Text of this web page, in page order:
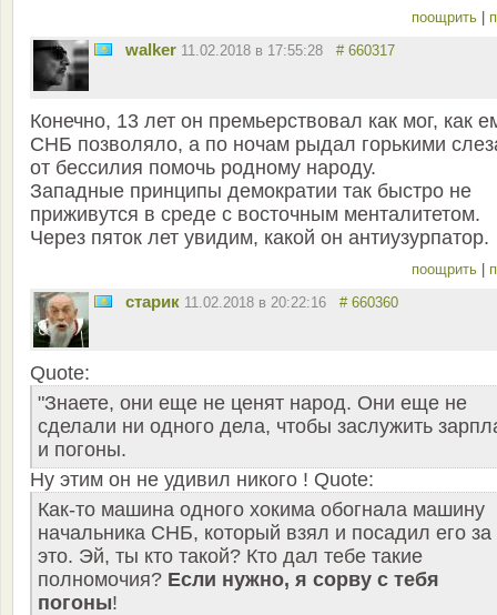
поощрить
walker 11.02.2018 в 17:55:28 # 660317
Конечно, 13 лет он премьерствовал как мог, как
СНБ позволяло, а по ночам рыдал горькими
от бессилия помочь родному народу.
Западные принципы демократии так быстро не
приживутся в среде с восточным менталитетом.
Через пяток лет увидим, какой он антиузурпатор.
поощрить
старик 11.02.2018 в 20:22:16 # 660360
Quote:
"Знаете, они еще не ценят народ. Они еще не
сделали ни одного дела, чтобы заслужить
и погоны.
Ну этим он не удивил никого ! Quote:
Как-то машина одного хокима обогнала машину
начальника СНБ, который взял и посадил его за
это. Эй, ты кто такой? Кто дал тебе такие
полномочия? Если нужно, я сорву с тебя
погоны!